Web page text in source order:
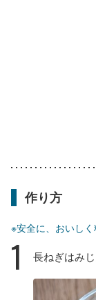
作り方
※安全に、おいし
1 長ねぎはみじ